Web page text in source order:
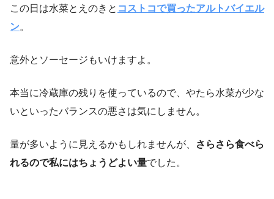
この日は水菜とえのきと コストコで買ったアルトバイエル
ン。
意外とソーセージもいけますよ。
本当に冷蔵庫の残りを使っているので、やたら水菜が少な
いといったバランスの悪さは気にしません。
量が多いように見えるかもしれませんが、
さらさら食べら
れるので私にはちょうどよい量でした。